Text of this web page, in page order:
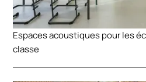
Espaces acoustiques pour les
classe